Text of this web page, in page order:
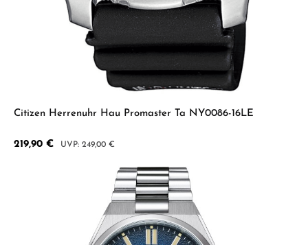
Citizen Herrenuhr Hau Promaster Ta NY0086-16LE
Verkaufspreis:
219,90 € Regulärer Preis:
249,00 €